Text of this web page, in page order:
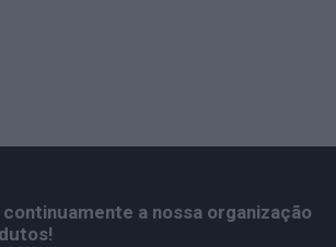
a nossa organização